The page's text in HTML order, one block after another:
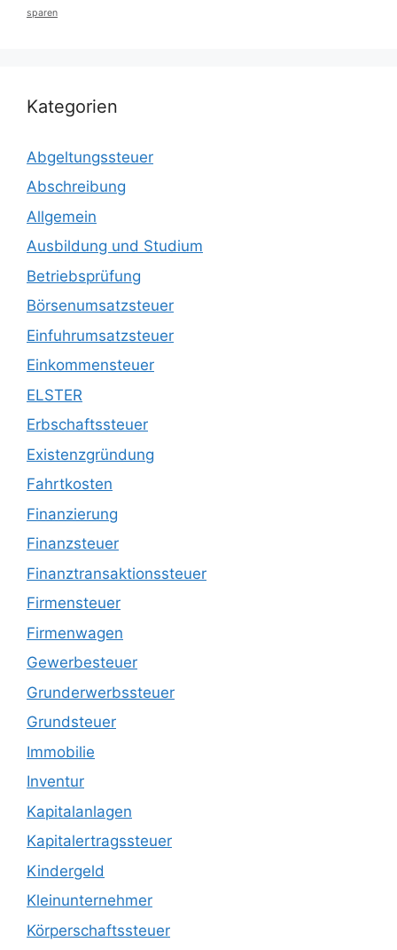
sparen
Kategorien
Abgeltungssteuer
Abschreibung
Allgemein
Ausbildung und Studium
Betriebsprüfung
Börsenumsatzsteuer
Einfuhrumsatzsteuer
Einkommensteuer
ELSTER
Erbschaftssteuer
Existenzgründung
Fahrtkosten
Finanzierung
Finanzsteuer
Finanztransaktionssteuer
Firmensteuer
Firmenwagen
Gewerbesteuer
Grunderwerbssteuer
Grundsteuer
Immobilie
Inventur
Kapitalanlagen
Kapitalertragssteuer
Kindergeld
Kleinunternehmer
Körperschaftssteuer